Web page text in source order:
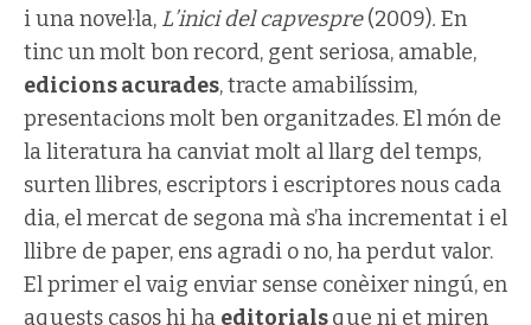
i una novel·la, L’inici del capvespre(2009). En
tinc un molt bon record, gent seriosa, amable,
edicions acurades, tracte amabilíssim,
presentacions molt ben organitzades. El món de
la literatura ha canviat molt al llarg del temps,
surten llibres, escriptors i escriptores nous cada
dia, el mercat de segona mà s’ha incrementat i el
llibre de paper, ens agradi o no, ha perdut valor.
El primer el vaig enviar sense conèixer ningú, en
aquests casos hi ha editorialsque ni et miren